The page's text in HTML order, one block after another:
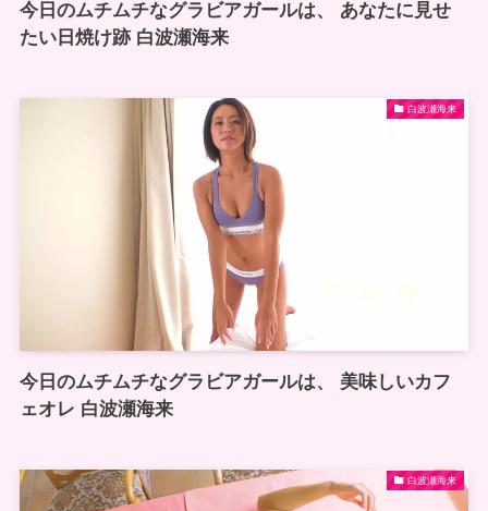
今日のムチムチなグラビアガールは、 あなたに見せ
たい日焼け跡 白波瀬海来
白波瀬海来
今日のムチムチなグラビアガールは、 美味しいカフ
ェオレ 白波瀬海来
白波瀬海来